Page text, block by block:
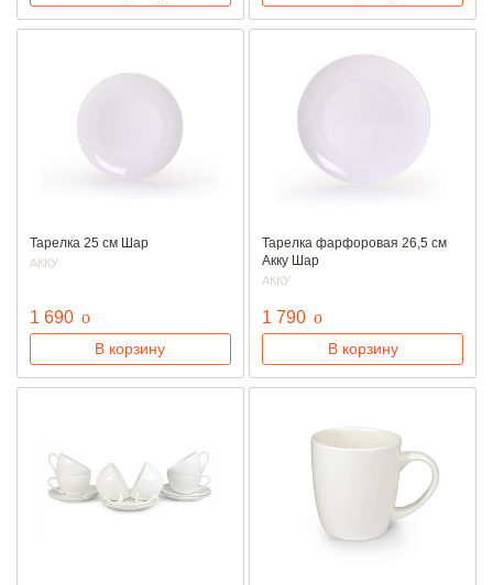
Тарелка 25 см Шар
АККУ
1 690 руб.
o
В корзину
Тарелка фарфоровая 26,5 см
Акку Шар
АККУ
1 790 руб.
o
В корзину